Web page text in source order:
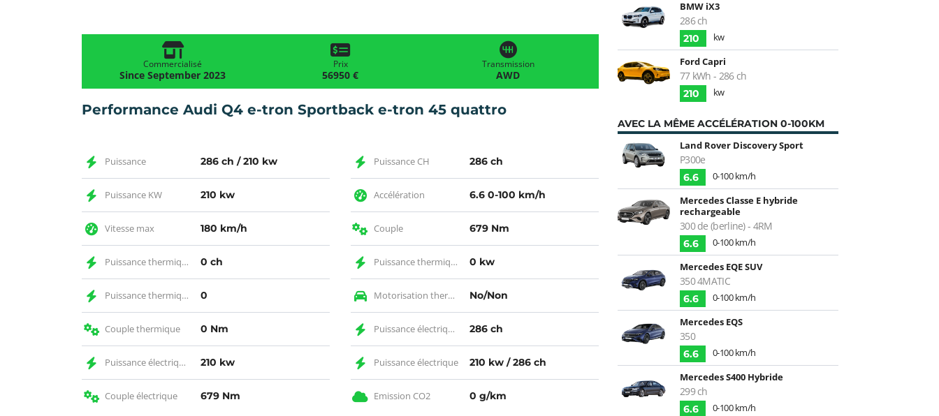
Commercialisé
Since September 2023
Prix
56950 €
Transmission
AWD
Performance Audi Q4 e-tron Sportback e-tron 45 quattro
Puissance 286 ch / 210 kw Puissance CH 286 ch
Puissance KW 210 kw Accélération 6.6 0-100 km/h
Vitesse max 180 km/h Couple 679 Nm
Puissance thermique CH 0 ch Puissance thermique KW 0 kw
Puissance thermique 0 Motorisation thermique No/Non
Couple thermique 0 Nm Puissance électrique CH 286 ch
Puissance électrique KW 210 kw Puissance électrique 210 kw / 286 ch
Couple électrique 679 Nm Emission CO2 0 g/km
BMW iX3
286 ch
210
kw
Ford Capri
77 kWh - 286 ch
210 kw
AVEC LA MÊME ACCÉLÉRATION 0-100KM
Land Rover Discovery Sport
P300e
6.6
0-100 km/h
Mercedes Classe E hybride
rechargeable
300 de (berline) - 4RM
6.6
0-100 km/h
Mercedes EQE SUV
350 4MATIC
6.6
0-100 km/h
Mercedes EQS
350
6.6
0-100 km/h
Mercedes S400 Hybride
299 ch
6.6 0-100 km/h